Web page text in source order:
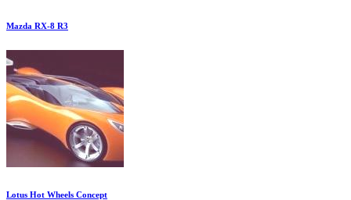
Mazda RX-8 R3
Lotus Hot Wheels Concept